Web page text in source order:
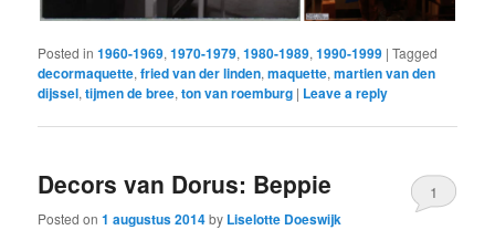
Posted in 1960-1969,1970-1979,1980-1989,1990-1999 |Tagged
decormaquette,fried van der linden,maquette,martien van den
dijssel,tijmen de bree,ton van roemburg | Leave a reply
Decors van Dorus: Beppie
Posted on1 augustus 2014by Liselotte Doeswijk
1